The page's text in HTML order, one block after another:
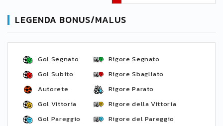
LEGENDA BONUS/MALUS
Gol Segnato
Gol Subito
Autorete
Gol Vittoria
Gol Pareggio
Rigore Segnato
Rigore Sbagliato
Rigore Parato
Rigore della Vittoria
Rigore del Pareggio